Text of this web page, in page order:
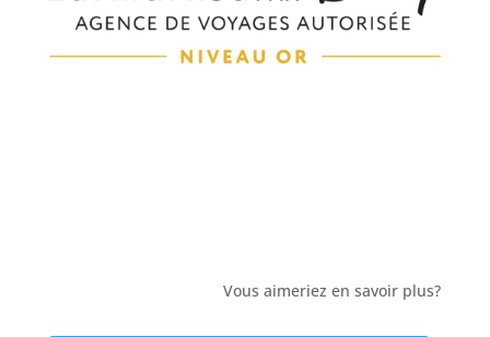
Vous aimeriez en savoir plus?